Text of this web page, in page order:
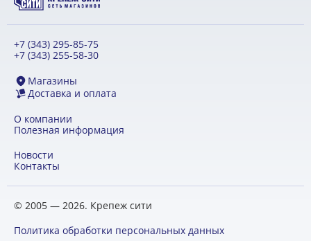
+7 (343) 295-85-75
+7 (343) 255-58-30
Магазины
Доставка и оплата
О компании
Полезная информация
Новости
Контакты
© 2005 — 2026. Крепеж сити
Политика обработки персональных данных